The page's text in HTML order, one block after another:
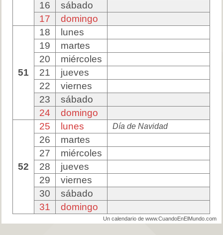
16
sábado
17
domingo
51
18
lunes
19
martes
20
miércoles
21
jueves
22
viernes
23
sábado
24
domingo
52
25 lunes Día de Navidad
26
martes
27
miércoles
28
jueves
29
viernes
30
sábado
31
domingo
Un calendario de www.CuandoEnElMundo.com